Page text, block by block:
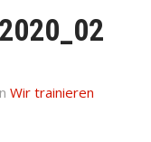
Wir trainieren